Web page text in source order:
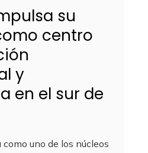
su
centro
y
en el sur de
uno de los núcleos